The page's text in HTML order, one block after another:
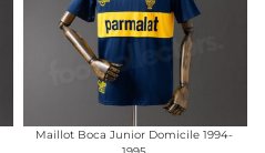
Maillot Boca Junior Domicile 1994-